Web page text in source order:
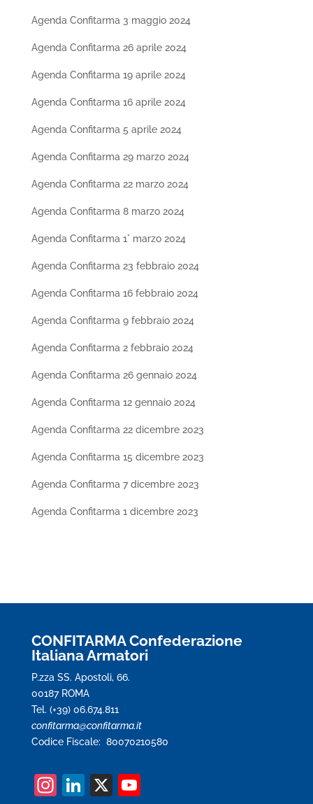
Agenda Confitarma 3 maggio 2024
Agenda Confitarma 26 aprile 2024
Agenda Confitarma 19 aprile 2024
Agenda Confitarma 16 aprile 2024
Agenda Confitarma 5 aprile 2024
Agenda Confitarma 29 marzo 2024
Agenda Confitarma 22 marzo 2024
Agenda Confitarma 8 marzo 2024
Agenda Confitarma 1° marzo 2024
Agenda Confitarma 23 febbraio 2024
Agenda Confitarma 16 febbraio 2024
Agenda Confitarma 9 febbraio 2024
Agenda Confitarma 2 febbraio 2024
Agenda Confitarma 26 gennaio 2024
Agenda Confitarma 12 gennaio 2024
Agenda Confitarma 22 dicembre 2023
Agenda Confitarma 15 dicembre 2023
Agenda Confitarma 7 dicembre 2023
Agenda Confitarma 1 dicembre 2023
CONFITARMA Confederazione
Italiana Armatori
P.zza SS. Apostoli, 66.
00187 ROMA
Tel. (+39) 06.674.811
confitarma@confitarma.it
Codice Fiscale: 80070210580
In
Li
X